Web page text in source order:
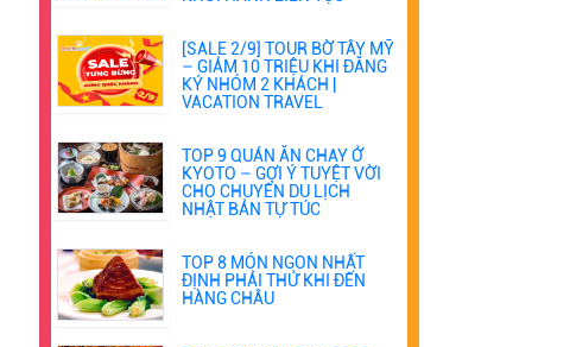
[SALE 2/9] TOUR BỜ TÂY MỸ
– GIẢM 10 TRIỆU KHI ĐĂNG
KÝ NHÓM 2 KHÁCH |
VACATION TRAVEL
TOP 9 QUÁN ĂN CHAY Ở
KYOTO – GỢI Ý TUYỆT VỜI
CHO CHUYẾN DU LỊCH
NHẬT BẢN TỰ TÚC
TOP 8 MÓN NGON NHẤT
ĐỊNH PHẢI THỬ KHI ĐẾN
HÀNG CHÂU